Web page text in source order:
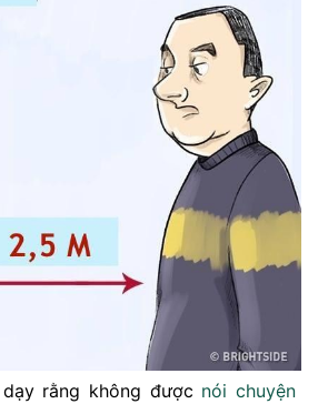
dạy rằng không được nói chuyện